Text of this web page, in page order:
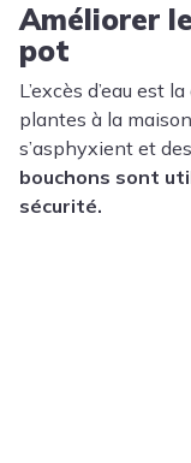
Améliorer
pot
L’excès d’eau est
plantes à la
s’asphyxient et
bouchons sont
sécurité.